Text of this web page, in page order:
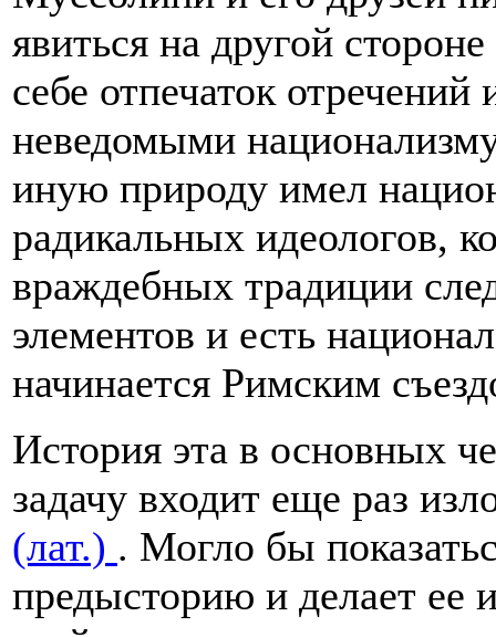
явиться на другой
себе отпечаток
неведомыми
иную природу имел
радикальных идеологов,
враждебных традиции
элементов и есть
начинается Римским
История эта в основных
задачу входит еще раз
(лат.) . Могло бы
предысторию и делает ее